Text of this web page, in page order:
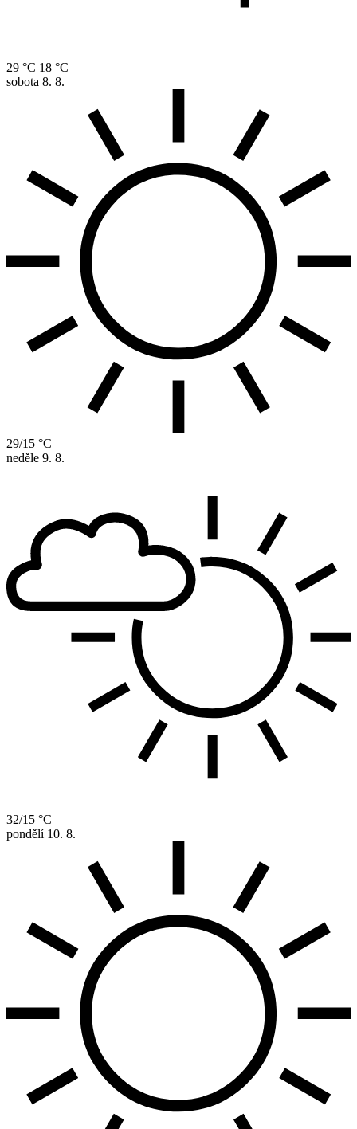
29 °C 18 °C
sobota 8. 8.
29/15 °C
neděle 9. 8.
32/15 °C
pondělí 10. 8.